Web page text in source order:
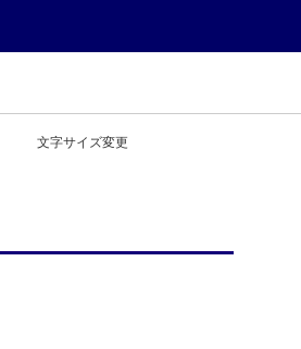
文字サイズ変更